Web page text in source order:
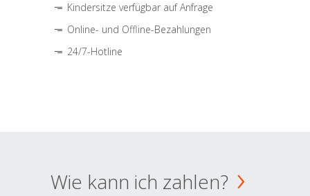
Kindersitze verfügbar auf Anfrage
Online- und Offline-Bezahlungen
24/7-Hotline
Wie kann ich zahlen?